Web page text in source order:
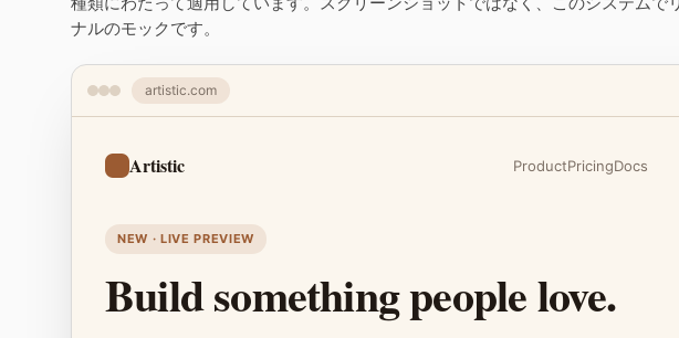
ナルのモックです。
artistic.com
Artistic ProductPricingDocs
NEW · LIVE PREVIEW
Build something people love.